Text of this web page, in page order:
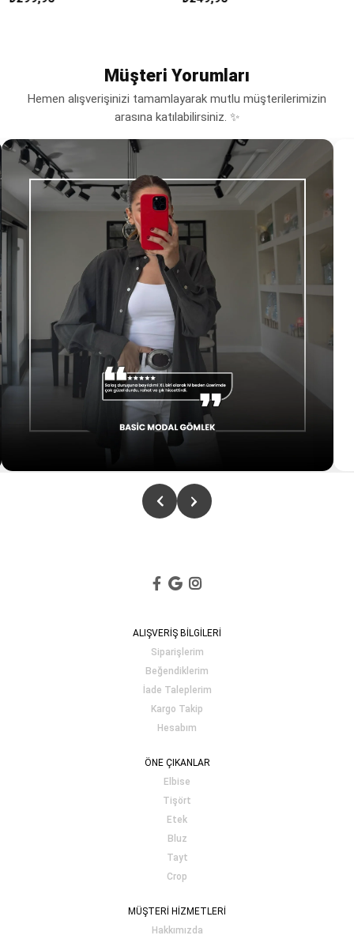
Müşteri Yorumları
Hemen alışverişinizi tamamlayarak mutlu müşterilerimizin
arasına katılabilirsiniz. ✨
ALIŞVERİŞ BİLGİLERİ
Siparişlerim
Beğendiklerim
İade Taleplerim
Kargo Takip
Hesabım
ÖNE ÇIKANLAR
Elbise
Tişört
Etek
Bluz
Tayt
Crop
MÜŞTERİ HİZMETLERİ
Hakkımızda